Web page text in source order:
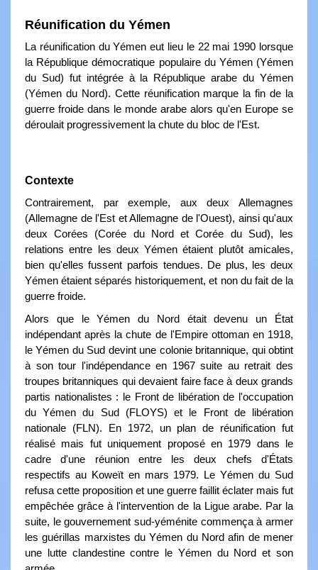
Réunification du Yémen
La réunification du Yémen eut lieu le 22 mai 1990 lorsque
la République démocratique populaire du Yémen (Yémen
du Sud) fut intégrée à la République arabe du Yémen
(Yémen du Nord). Cette réunification marque la fin de la
guerre froide dans le monde arabe alors qu'en Europe se
déroulait progressivement la chute du bloc de l'Est.
Contexte
Contrairement, par exemple, aux deux Allemagnes
(Allemagne de l'Est et Allemagne de l'Ouest), ainsi qu'aux
deux Corées (Corée du Nord et Corée du Sud), les
relations entre les deux Yémen étaient plutôt amicales,
bien qu'elles fussent parfois tendues. De plus, les deux
Yémen étaient séparés historiquement, et non du fait de la
guerre froide.
Alors que le Yémen du Nord était devenu un État
indépendant après la chute de l'Empire ottoman en 1918,
le Yémen du Sud devint une colonie britannique, qui obtint
à son tour l'indépendance en 1967 suite au retrait des
troupes britanniques qui devaient faire face à deux grands
partis nationalistes : le Front de libération de l'occupation
du Yémen du Sud (FLOYS) et le Front de libération
nationale (FLN). En 1972, un plan de réunification fut
réalisé mais fut uniquement proposé en 1979 dans le
cadre d'une réunion entre les deux chefs d'États
respectifs au Koweït en mars 1979. Le Yémen du Sud
refusa cette proposition et une guerre faillit éclater mais fut
empêchée grâce à l'intervention de la Ligue arabe. Par la
suite, le gouvernement sud-yéménite commença à armer
les guérillas marxistes du Yémen du Nord afin de mener
une lutte clandestine contre le Yémen du Nord et son